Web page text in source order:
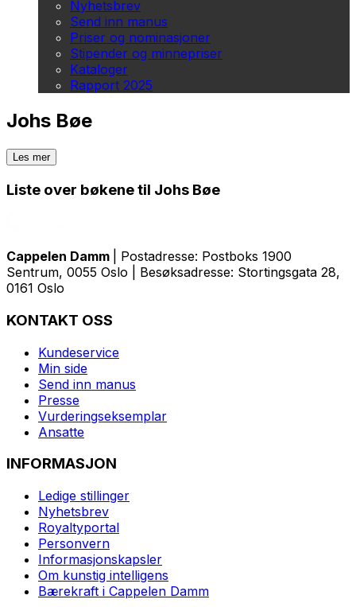
Nyhetsbrev
Send inn manus
Priser og nominasjoner
Stipender og minnepriser
Kataloger
Rapport 2025
Johs Bøe
Les mer
Liste over bøkene til Johs Bøe
Cappelen Damm
| Postadresse: Postboks 1900
Sentrum, 0055 Oslo | Besøksadresse: Stortingsgata 28,
0161 Oslo
KONTAKT OSS
Kundeservice
Min side
Send inn manus
Presse
Vurderingseksemplar
Ansatte
INFORMASJON
Ledige stillinger
Nyhetsbrev
Royaltyportal
Personvern
Informasjonskapsler
Om kunstig intelligens
Bærekraft i Cappelen Damm